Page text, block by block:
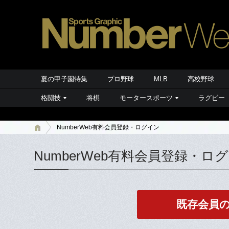
夏の甲子園特集 プロ野球 MLB 高校野球
格闘技 将棋 モータースポーツ ラグビー
NumberWeb有料会員登録・ログイン
NumberWeb有料会員登録・ロ
既存会員